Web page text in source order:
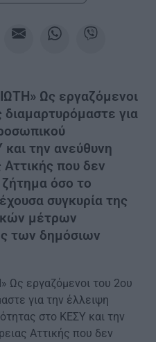
Ως εργαζόμενοι
για
την ανεύθυνη
που δεν
ζήτημα όσο το
συγκυρία της
μέτρων
των δημόσιων
Ως εργαζόμενοι του 2ου
για την έλλειψη
στο ΚΕΣΥ και την
Αττικής που δεν